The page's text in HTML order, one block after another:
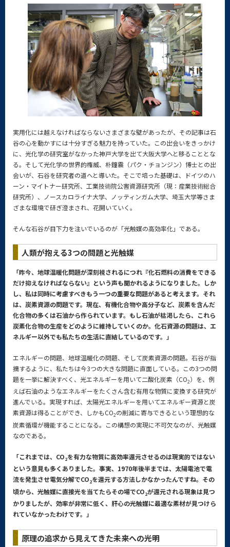
実用化には越えなければならないさまざまな壁があったが、その記事は石
谷の心を動かすには十分すぎる魅力を持っていた。この出会いをきっかけ
に、光化学の研究室がなかった神戸大学を出て大阪大学へと移ることとな
る。そして光化学の世界的権威、朴鐘震（パク・チョンジン）博士との出
会いが、石谷を研究者の道へと導いた。そこで培った基礎は、ドイツのハ
ーン・マイトナー研究所、工業技術院公害資源研究所（現：産業技術総合
研究所）、ノースカロライナ大学、ノッティンガム大学、埼玉大学等さま
ざまな環境で研ぎ澄まされ、花開いていく。
そんな石谷が目下力を注いでいるのが「光触媒の高効率化」である。
人類が抱える3つの問題と光触媒
「昨今、地球温暖化問題が深刻視されるにつれ『化石燃料の消費をできる
だけ抑えなければならない』という声も聞かれるようになりました。しか
し、私は同時に考慮すべきもう一つの重要な問題があると考えます。それ
は、炭素資源の問題です。現在、有機化合物や高分子など、炭素を含んだ
化合物の多くは石油から作られています。もし石油が枯渇したら、これら
炭素化合物の生産をどのように維持していくのか。化石資源の問題は、エ
ネルギー以外でも私たちの生活に直結しているのです。」
エネルギーの問題、地球温暖化の問題、そして炭素資源の問題。石谷が指
摘するように、私たちは今3つの大きな問題に直面している。この3つの問
題を一挙に解決すべく、光エネルギーを用いて二酸化炭素（CO2）を、例
えば石油のようなエネルギーをたくさん含む有用な物質に変換する研究が
進んでいる。実現すれば、太陽光エネルギーを用いてエネルギー資源と炭
素資源は得ることができ、しかもCO2の削減に寄与できるという理想的な
炭素循環が機能することになる。この構想の実現に不可欠なのが、光触媒
なのである。
「これまでは、CO2を有力な物質に高効率還元させるのは現実的ではない
という意見も多くありました。事実、1970年後半までは、太陽電池で電
流を発生させ電気分解でCO2を還元する方法しかなかったんですね。その
頃から、光触媒に直接光を当てたらその場でCO2が還元される現象は見つ
かりましたが、効率が非常に低く、肝心の光触媒に最適な素材が見つけら
れていなかったわけです。」
原理の追求から見えてきた未来への光明